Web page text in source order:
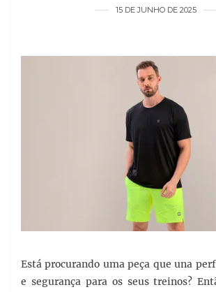
15 DE JUNHO DE 2025
Está procurando uma peça que una
e segurança para os seus treinos?